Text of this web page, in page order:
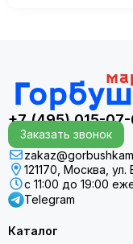
+7 (495) 015-
Заказать звонок
121170, Москва, ул.
с 11:00 до 19:00
Telegram
Каталог